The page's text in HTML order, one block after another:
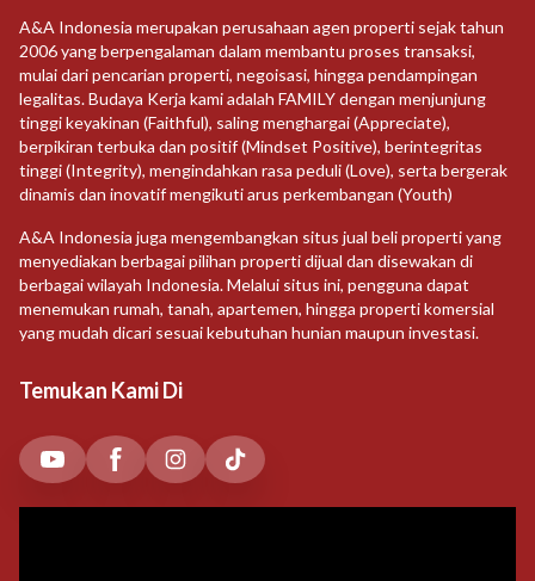
A&A Indonesia merupakan perusahaan agen properti sejak tahun
2006 yang berpengalaman dalam membantu proses transaksi,
mulai dari pencarian properti, negoisasi, hingga pendampingan
legalitas. Budaya Kerja kami adalah FAMILY dengan menjunjung
tinggi keyakinan (Faithful), saling menghargai (Appreciate),
berpikiran terbuka dan positif (Mindset Positive), berintegritas
tinggi (Integrity), mengindahkan rasa peduli (Love), serta bergerak
dinamis dan inovatif mengikuti arus perkembangan (Youth)
A&A Indonesia juga mengembangkan situs jual beli properti yang
menyediakan berbagai pilihan properti dijual dan disewakan di
berbagai wilayah Indonesia. Melalui situs ini, pengguna dapat
menemukan rumah, tanah, apartemen, hingga properti komersial
yang mudah dicari sesuai kebutuhan hunian maupun investasi.
Temukan Kami Di